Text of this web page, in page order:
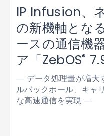
IP Infusion、
の新機軸とな
ースの通信機
ア「ZebOS®
― データ処理量が増大
ルバックホール、キャ
な高速通信を実現 ―